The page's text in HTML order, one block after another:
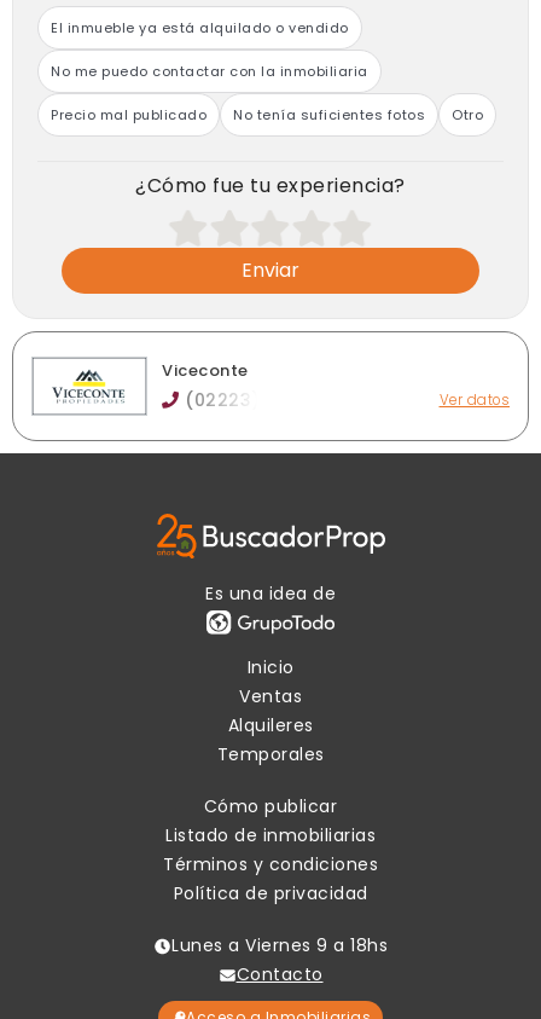
El inmueble ya está alquilado o vendido
No me puedo contactar con la inmobiliaria
Precio mal publicado No tenía suficientes fotos Otro
¿Cómo fue tu experiencia?
Enviar
Viceconte
(02223) Ver datos
vicecontepropiedades@hotmail.com
Ver publicaciones de la inmobiliaria
Es una idea de
Inicio
Ventas
Alquileres
Temporales
Cómo publicar
Listado de inmobiliarias
Términos y condiciones
Política de privacidad
Lunes a Viernes 9 a 18hs
Contacto